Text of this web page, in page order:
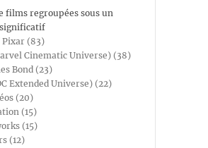
films regroupées sous un
Pixar (83)
Cinematic Universe) (38)
Bond (23)
Extended Universe) (22)
(20)
(15)
(15)
(12)